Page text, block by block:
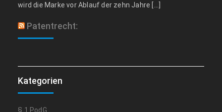
wird die Marke vor Ablauf der zehn Jahre […]
Patentrecht:
Kategorien
§ 1 PodG